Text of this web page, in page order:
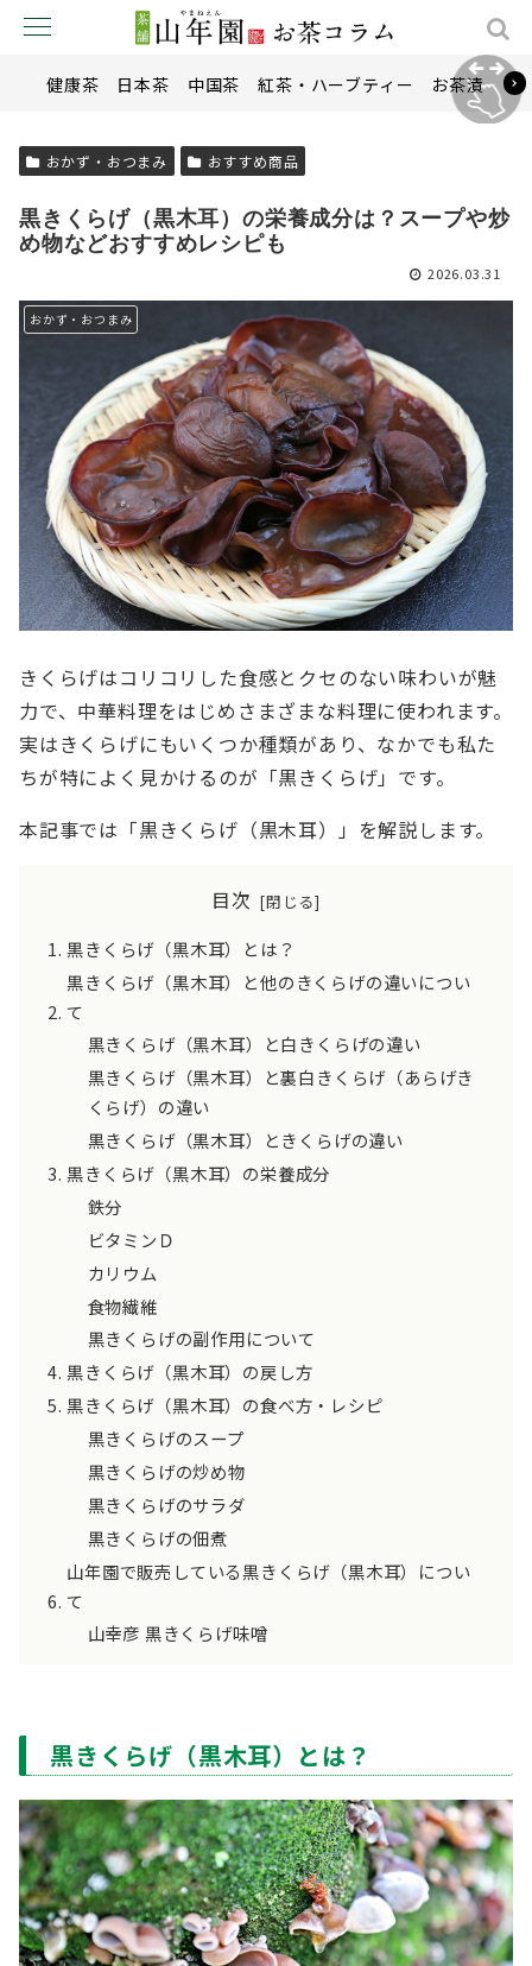
健康茶 日本茶 中国茶 紅茶・ハーブティー お茶漬け
おかず・おつまみ おすすめ商品
黒きくらげ（黒木耳）の栄養成分は？スープや炒
め物などおすすめレシピも
2026.03.31
おかず・おつまみ
きくらげはコリコリした食感とクセのない味わいが魅
力で、中華料理をはじめさまざまな料理に使われます。
実はきくらげにもいくつか種類があり、なかでも私た
ちが特によく見かけるのが「黒きくらげ」です。
本記事では「黒きくらげ（黒木耳）」を解説します。
目次
黒きくらげ（黒木耳）とは？
黒きくらげ（黒木耳）と他のきくらげの違いについ
て
黒きくらげ（黒木耳）と白きくらげの違い
黒きくらげ（黒木耳）と裏白きくらげ（あらげき
くらげ）の違い
黒きくらげ（黒木耳）ときくらげの違い
黒きくらげ（黒木耳）の栄養成分
鉄分
ビタミンＤ
カリウム
食物繊維
黒きくらげの副作用について
黒きくらげ（黒木耳）の戻し方
黒きくらげ（黒木耳）の食べ方・レシピ
黒きくらげのスープ
黒きくらげの炒め物
黒きくらげのサラダ
黒きくらげの佃煮
山年園で販売している黒きくらげ（黒木耳）につい
て
山幸彦 黒きくらげ味噌
黒きくらげ（黒木耳）とは？